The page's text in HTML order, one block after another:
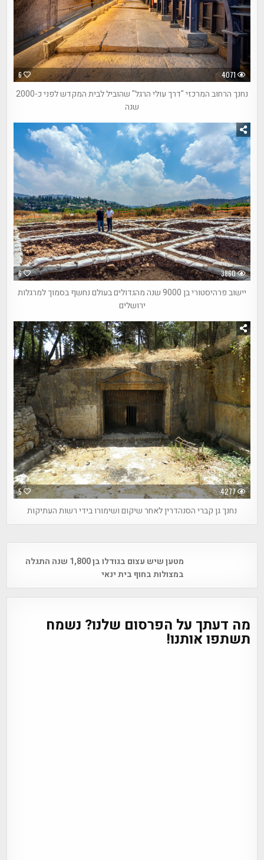
6 4071
נחנך הרחוב המרכזי "דרך עולי הרגל" שהוביל לבית המקדש לפני כ-2000
שנה
6 3860
יישוב פרהיסטורי בן 9000 שנה מהגדולים בעולם נחשף בסמוך למרגלות
ירושלים
5 4277
נחנך גן קברי הסנהדרין לאחר שיקום ושימורו בידי רשות העתיקות
navigation
מטען שיש עצום בגודלו בן 1,800 שנה התגלה
במצולות בחוף בית ינאי
מה דעתך על הפרסום שלנו? נשמח
תשתפו אותנו!